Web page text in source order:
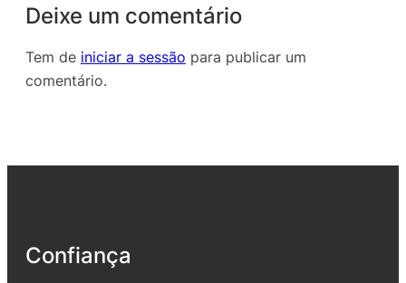
Deixe um comentário
Tem de iniciar a sessão para publicar um
comentário.
Confiança